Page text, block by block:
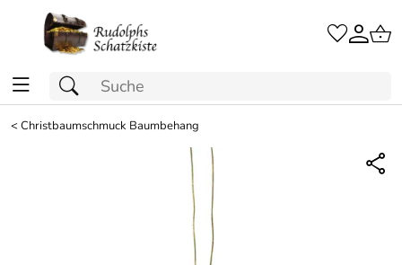
<Christbaumschmuck Baumbehang